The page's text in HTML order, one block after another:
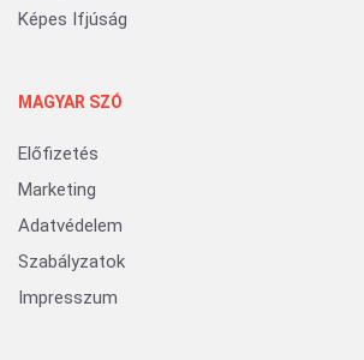
Képes Ifjúság
MAGYAR SZÓ
Előfizetés
Marketing
Adatvédelem
Szabályzatok
Impresszum